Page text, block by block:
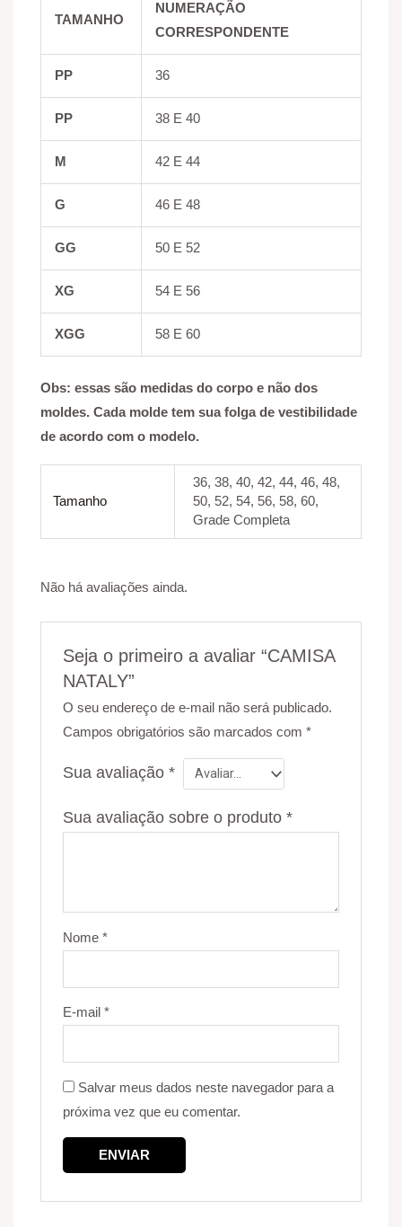
TAMANHO
NUMERAÇÃO
CORRESPONDENTE
PP 36
PP 38 E 40
M 42 E 44
G 46 E 48
GG 50 E 52
XG 54 E 56
XGG 58 E 60
Obs: essas são medidas do corpo e não dos
moldes. Cada molde tem sua folga de vestibilidade
de acordo com o modelo.
Tamanho
36, 38, 40, 42, 44, 46, 48,
50, 52, 54, 56, 58, 60,
Grade Completa
Não há avaliações ainda.
Seja o primeiro a avaliar “CAMISA
NATALY”
O seu endereço de e-mail não será publicado.
Campos obrigatórios são marcados com*
Sua avaliação*
Sua avaliação sobre o produto*
Nome*
E-mail*
Salvar meus dados neste navegador para a
próxima vez que eu comentar.